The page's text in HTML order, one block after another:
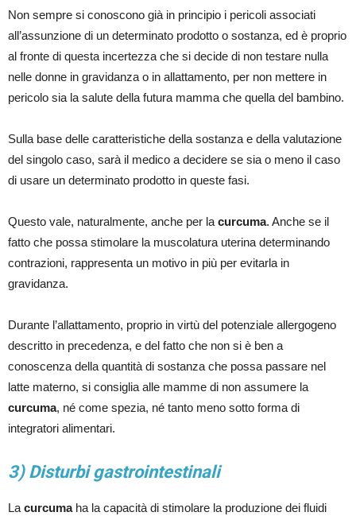
Non sempre si conoscono già in principio i pericoli associati
all’assunzione di un determinato prodotto o sostanza, ed è proprio
al fronte di questa incertezza che si decide di non testare nulla
nelle donne in gravidanza o in allattamento, per non mettere in
pericolo sia la salute della futura mamma che quella del bambino.
Sulla base delle caratteristiche della sostanza e della valutazione
del singolo caso, sarà il medico a decidere se sia o meno il caso
di usare un determinato prodotto in queste fasi.
Questo vale, naturalmente, anche per la curcuma. Anche se il
fatto che possa stimolare la muscolatura uterina determinando
contrazioni, rappresenta un motivo in più per evitarla in
gravidanza.
Durante l’allattamento, proprio in virtù del potenziale allergogeno
descritto in precedenza, e del fatto che non si è ben a
conoscenza della quantità di sostanza che possa passare nel
latte materno, si consiglia alle mamme di non assumere la
curcuma, né come spezia, né tanto meno sotto forma di
integratori alimentari.
3) Disturbi gastrointestinali
La curcumaha la capacità di stimolare la produzione dei fluidi